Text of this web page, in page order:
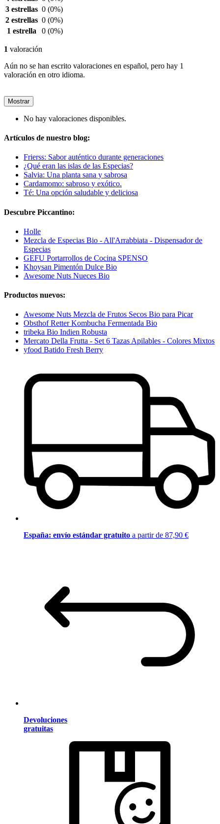
3 estrellas 0 (0%)
2 estrellas 0 (0%)
1 estrella
0 (0%)
1 valoración
Aún no se han escrito valoraciones en español, pero hay 1
valoración en otro idioma.
Mostrar
No hay valoraciones disponibles.
Artículos de nuestro blog:
Frierss: Sabor auténtico durante generaciones
¿Qué eran las islas de las Especias?
Salvia: Una planta sana y sabrosa
Cardamomo: sabroso y exótico.
Té: Una opción saludable y deliciosa
Descubre Piccantino:
Holle
Mezcla de Especias Bio - All'Arrabbiata - Dispensador de
Especias
GEFU Portarrollos de Cocina SPENSO
Khoysan Pimentón Dulce Bio
Awesome Nuts Nueces Bio
Productos nuevos:
Awesome Nuts Mezcla de Frutos Secos Bio para Picar
Obsthof Retter Kombucha Fermentada Bio
tribeka Bio Indien Robusta
Mercato Della Frutta - Set 6 Tazas Apilables - Colores Mixtos
yfood Batido Fresh Berry
España: envío estándar gratuito a partir de 87,90 €
Devoluciones
gratuitas